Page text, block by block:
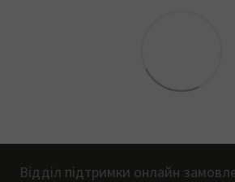
Відділ підтримки онлайн